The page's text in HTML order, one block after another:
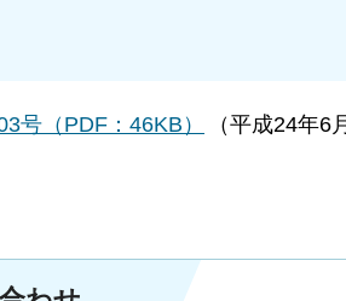
号（PDF：46KB） （平成24年6